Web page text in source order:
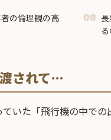
の倫理観の高
08
されて…
いた「飛行機の中での